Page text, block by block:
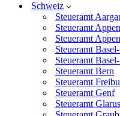
Schweiz
Steueramt
Steueramt
Steueramt
Steueramt
Steueramt
Steueramt Bern
Steueramt
Steueramt Genf
Steueramt Glarus